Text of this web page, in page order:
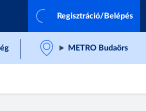
Regisztráció/Belépés
METRO Budaörs